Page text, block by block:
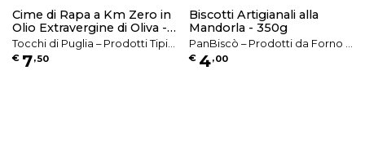
Cime di Rapa a Km Zero in
Olio Extravergine di Oliva -
280g o 500g
Tocchi di Puglia – Prodotti Tipic
i Pugliesi a Km 0
€ 7,50
Biscotti Artigianali alla
Mandorla - 350g
PanBiscò – Prodotti da Forno e
Specialità Pugliesi
€ 4,00